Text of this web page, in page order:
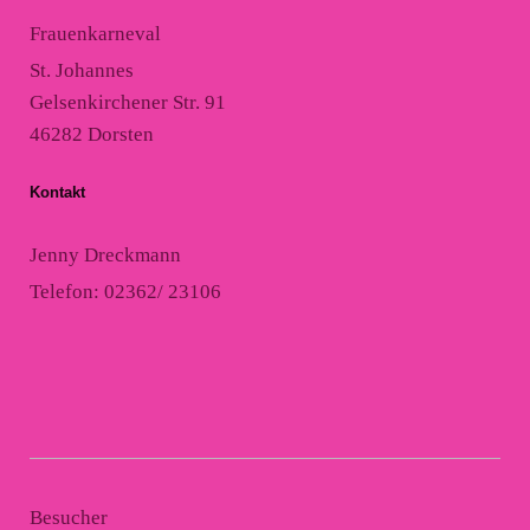
Frauenkarneval
St. Johannes
Gelsenkirchener Str. 91
46282 Dorsten
Kontakt
Jenny Dreckmann
Telefon: 02362/ 23106
Besucher